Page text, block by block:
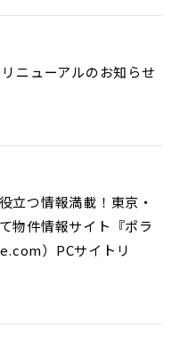
ニューアルのお知らせ
立つ情報満載！東京・
物件情報サイト『ポラ
）PCサイトリ